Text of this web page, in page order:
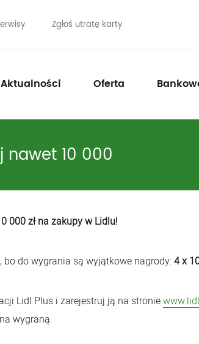
Zgłoś utratę karty
Aktualności Oferta
nawet 10 000
000 zł na zakupy w Lidlu!
bo do wygrania są wyjątkowe nagrody:4 x
Lidl Plus i zarejestruj ją na stronie
wygraną.